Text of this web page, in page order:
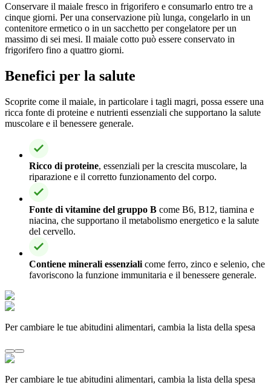
Conservare il maiale fresco in frigorifero e consumarlo entro tre a
cinque giorni. Per una conservazione più lunga, congelarlo in un
contenitore ermetico o in un sacchetto per congelatore per un
massimo di sei mesi. Il maiale cotto può essere conservato in
frigorifero fino a quattro giorni.
Benefici per la salute
Scoprite come il maiale, in particolare i tagli magri, possa essere una
ricca fonte di proteine e nutrienti essenziali che supportano la salute
muscolare e il benessere generale.
Ricco di proteine, essenziali per la crescita muscolare, la
riparazione e il corretto funzionamento del corpo.
Fonte di vitamine del gruppo B come B6, B12, tiamina e
niacina, che supportano il metabolismo energetico e la salute
del cervello.
Contiene minerali essenziali come ferro, zinco e selenio, che
favoriscono la funzione immunitaria e il benessere generale.
Per cambiare le tue abitudini alimentari, cambia la lista della spesa
Per cambiare le tue abitudini alimentari, cambia la lista della spesa